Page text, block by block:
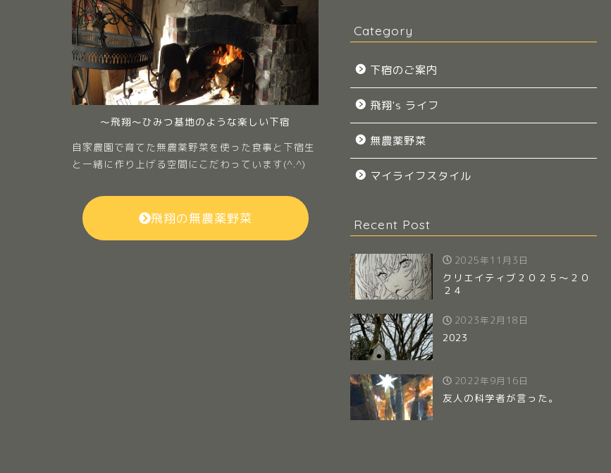
～飛翔～ひみつ基地のような楽しい下宿
自家農園で育てた無農薬野菜を使った食事と下宿生
と一緒に作り上げる空間にこだわっています(^.^)
飛翔の無農薬野菜
Category
下宿のご案内
飛翔's ライフ
無農薬野菜
マイライフスタイル
Recent Post
2025年11月3日
クリエイティブ２０２５～２０
２４
2023年2月18日
2023
2022年9月16日
友人の科学者が言った。